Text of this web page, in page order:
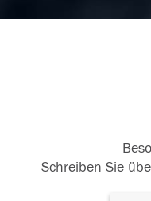
Schreiben Sie